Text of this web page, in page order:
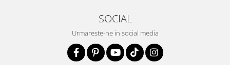
SOCIAL
Urmareste-ne in social media